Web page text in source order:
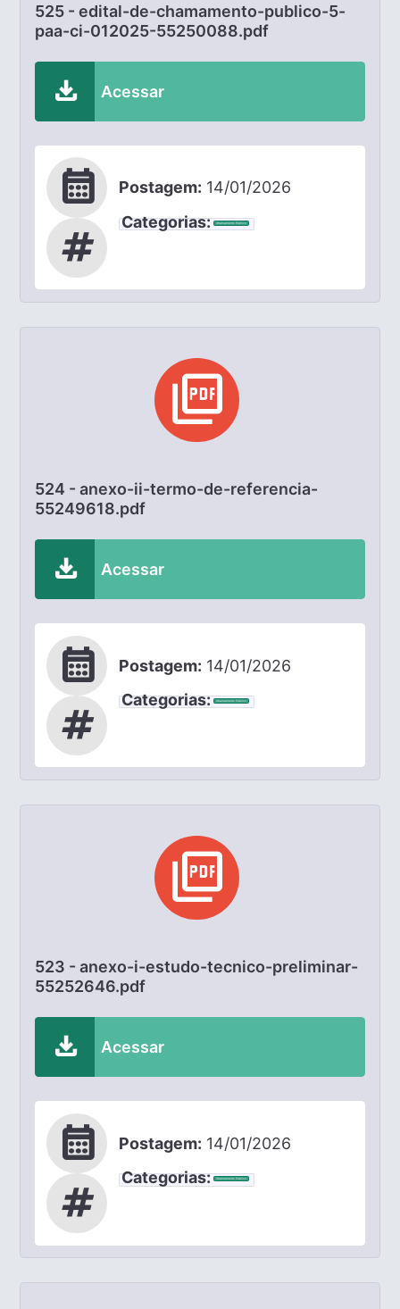
525 - edital-de-chamamento-publico-5-
paa-ci-012025-55250088.pdf
download Acessar
calendar_month Postagem: 14/01/2026
tag
Categorias: Chamamento Público
picture_as_pdf
524 - anexo-ii-termo-de-referencia-
55249618.pdf
download Acessar
calendar_month Postagem: 14/01/2026
tag
Categorias: Chamamento Público
picture_as_pdf
523 - anexo-i-estudo-tecnico-preliminar-
55252646.pdf
download Acessar
calendar_month Postagem: 14/01/2026
tag
Categorias: Chamamento Público